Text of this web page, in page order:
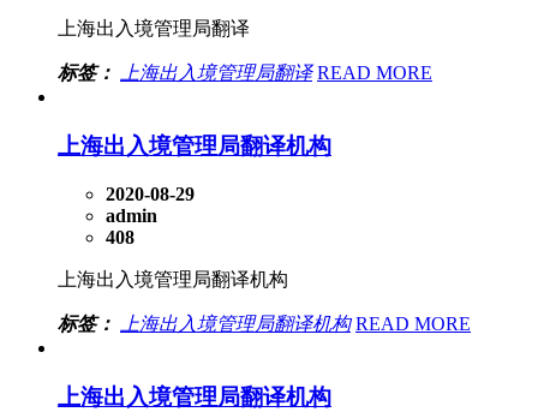
上海出入境管理局翻译
标签： 上海出入境管理局翻译 READ MORE
上海出入境管理局翻译机构
2020-08-29
admin
408
上海出入境管理局翻译机构
标签： 上海出入境管理局翻译机构 READ MORE
上海出入境管理局翻译机构